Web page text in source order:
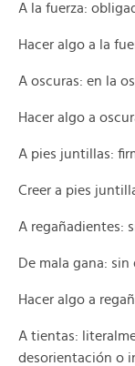
A la fuerza:
Hacer algo a la
A oscuras: en la
Hacer algo a
A pies juntillas:
Creer a pies
A regañadientes:
De mala gana:
Hacer algo a
A tientas:
desorientación o